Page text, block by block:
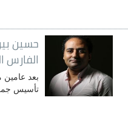
حسين
الفارس
بعد
تأسيس